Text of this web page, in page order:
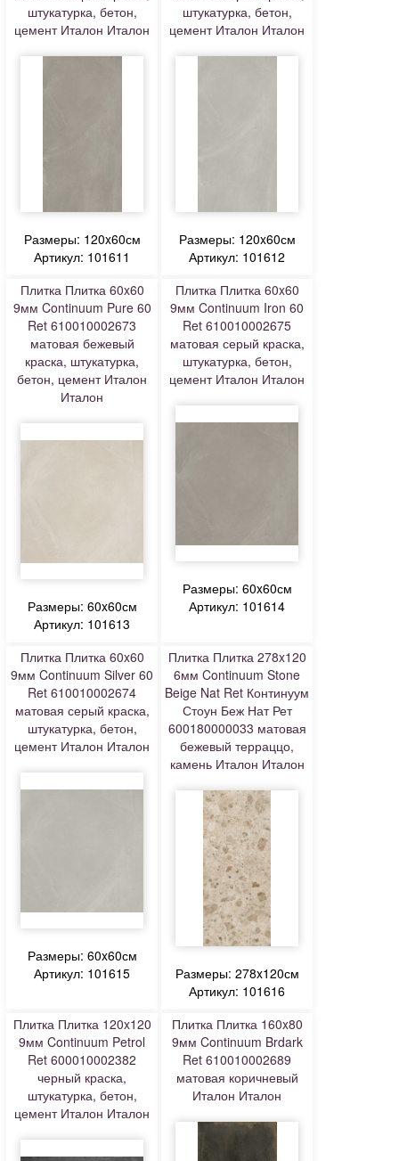
штукатурка, бетон,
цемент Италон Италон
Размеры: 120x60см
Артикул: 101611
штукатурка, бетон,
цемент Италон Италон
Размеры: 120x60см
Артикул: 101612
Плитка Плитка 60x60
9мм Continuum Pure 60
Ret 610010002673
матовая бежевый
краска, штукатурка,
бетон, цемент Италон
Италон
Размеры: 60x60см
Артикул: 101613
Плитка Плитка 60x60
9мм Continuum Iron 60
Ret 610010002675
матовая серый краска,
штукатурка, бетон,
цемент Италон Италон
Размеры: 60x60см
Артикул: 101614
Плитка Плитка 60x60
9мм Continuum Silver 60
Ret 610010002674
матовая серый краска,
штукатурка, бетон,
цемент Италон Италон
Размеры: 60x60см
Артикул: 101615
Плитка Плитка 278x120
6мм Continuum Stone
Beige Nat Ret Континуум
Стоун Беж Нат Рет
600180000033 матовая
бежевый терраццо,
камень Италон Италон
Размеры: 278x120см
Артикул: 101616
Плитка Плитка 120x120
9мм Continuum Petrol
Ret 600010002382
черный краска,
штукатурка, бетон,
цемент Италон Италон
Плитка Плитка 160x80
9мм Continuum Brdark
Ret 610010002689
матовая коричневый
Италон Италон